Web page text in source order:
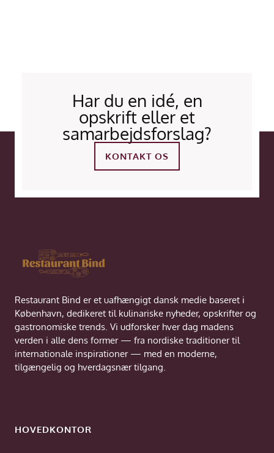
Har du en idé, en
opskrift eller et
samarbejdsforslag?
KONTAKT OS
Restaurant Bind er et uafhængigt dansk medie baseret i
København, dedikeret til kulinariske nyheder, opskrifter og
gastronomiske trends. Vi udforsker hver dag madens
verden i alle dens former — fra nordiske traditioner til
internationale inspirationer — med en moderne,
tilgængelig og hverdagsnær tilgang.
HOVEDKONTOR